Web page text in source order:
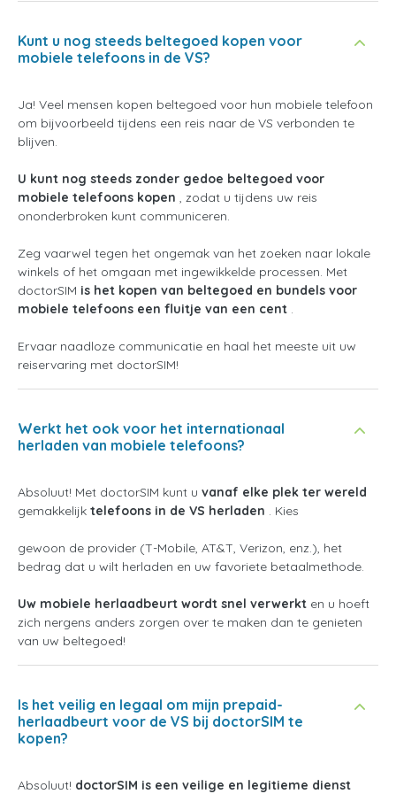
Kunt u nog steeds beltegoed kopen voor
mobiele telefoons in de VS?
Ja! Veel mensen kopen beltegoed voor hun mobiele telefoon
om bijvoorbeeld tijdens een reis naar de VS verbonden te
blijven.
U kunt nog steeds zonder gedoe beltegoed voor
mobiele telefoons kopen , zodat u tijdens uw reis
ononderbroken kunt communiceren.
Zeg vaarwel tegen het ongemak van het zoeken naar lokale
winkels of het omgaan met ingewikkelde processen. Met
doctorSIM is het kopen van beltegoed en bundels voor
mobiele telefoons een fluitje van een cent .
Ervaar naadloze communicatie en haal het meeste uit uw
reiservaring met doctorSIM!
Werkt het ook voor het internationaal
herladen van mobiele telefoons?
Absoluut! Met doctorSIM kunt u vanaf elke plek ter wereld
gemakkelijk telefoons in de VS herladen . Kies
gewoon de provider (T-Mobile, AT&T, Verizon, enz.), het
bedrag dat u wilt herladen en uw favoriete betaalmethode.
Uw mobiele herlaadbeurt wordt snel verwerkt en u hoeft
zich nergens anders zorgen over te maken dan te genieten
van uw beltegoed!
Is het veilig en legaal om mijn prepaid-
herlaadbeurt voor de VS bij doctorSIM te
kopen?
Absoluut! doctorSIM is een veilige en legitieme dienst